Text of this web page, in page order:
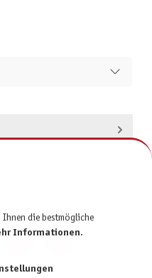
Ihnen die bestmögliche
Informationen.